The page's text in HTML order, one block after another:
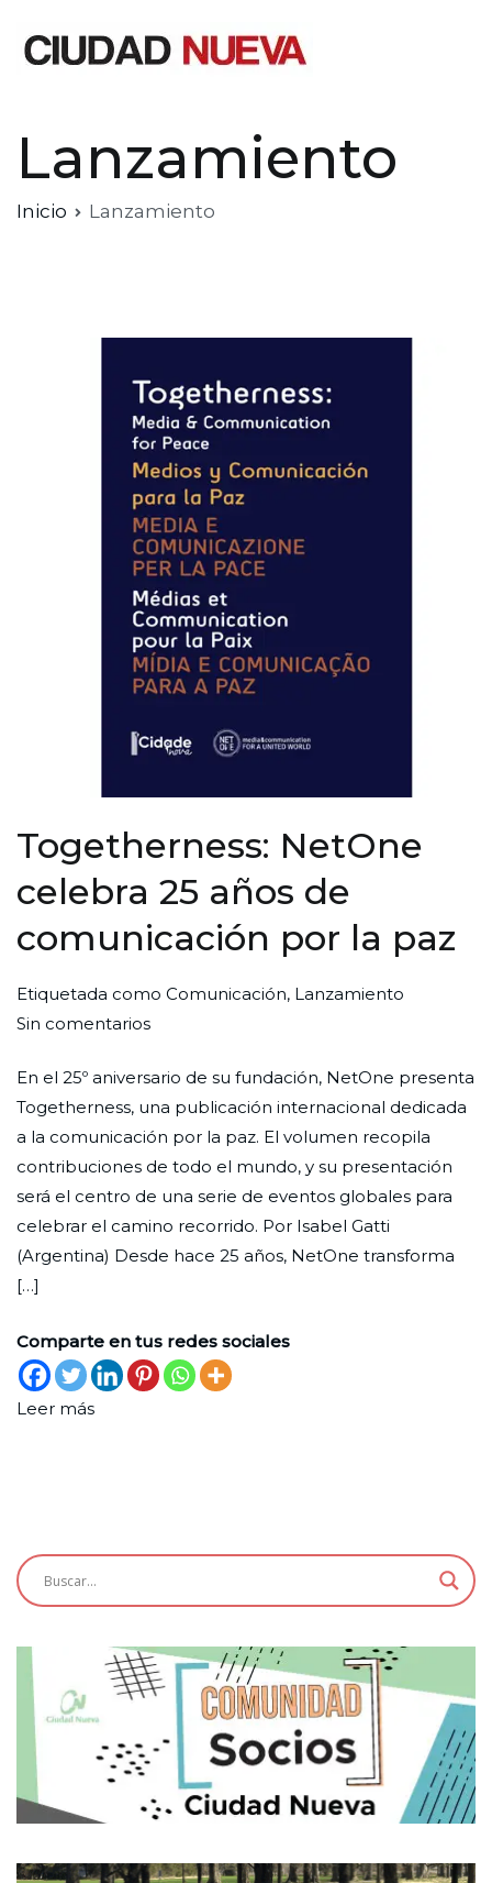
Lanzamiento
Inicio Lanzamiento
Togetherness: NetOne
celebra 25 años de
comunicación por la paz
Por
Redaccion
Nueva
Publicada
el
de
diciembre
de
2025
Publicada
en
Novedad
Etiquetada como Comunicación, Lanzamiento
Sin comentariosen
NetOne
celebra
25
años
de
comunicación
por
En el 25º aniversario de su fundación, NetOne presenta
Togetherness, una publicación internacional dedicada
a la comunicación por la paz. El volumen recopila
contribuciones de todo el mundo, y su presentación
será el centro de una serie de eventos globales para
celebrar el camino recorrido. Por Isabel Gatti
(Argentina) Desde hace 25 años, NetOne transforma
[…]
Comparte en tus redes sociales
Leer más